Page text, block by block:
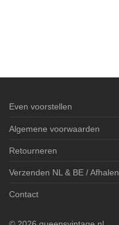
Even voorstellen
Algemene voorwaarden
Retourneren
Verzenden NL & BE / Afhalen
Contact